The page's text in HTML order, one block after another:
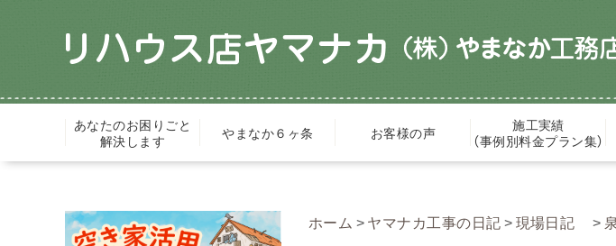
あなたのお困りごと
解決します
やまなか６ヶ条 お客様の声
施工実績
（事例別料金プラン集）
ホーム ヤマナカ工事の日記 現場日記